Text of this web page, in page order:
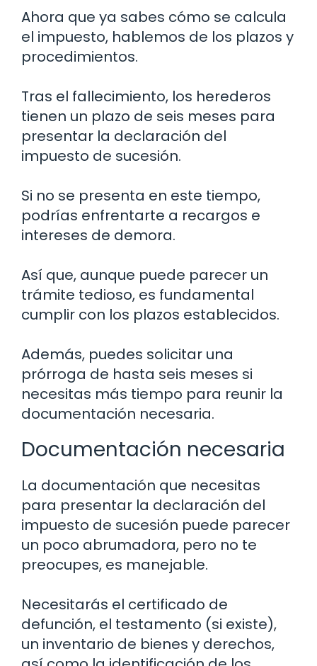
Ahora que ya sabes cómo se calcula
el impuesto, hablemos de los plazos y
procedimientos.
Tras el fallecimiento, los herederos
tienen un plazo de seis meses para
presentar la declaración del
impuesto de sucesión.
Si no se presenta en este tiempo,
podrías enfrentarte a recargos e
intereses de demora.
Así que, aunque puede parecer un
trámite tedioso, es fundamental
cumplir con los plazos establecidos.
Además, puedes solicitar una
prórroga de hasta seis meses si
necesitas más tiempo para reunir la
documentación necesaria.
Documentación necesaria
La documentación que necesitas
para presentar la declaración del
impuesto de sucesión puede parecer
un poco abrumadora, pero no te
preocupes, es manejable.
Necesitarás el certificado de
defunción, el testamento (si existe),
un inventario de bienes y derechos,